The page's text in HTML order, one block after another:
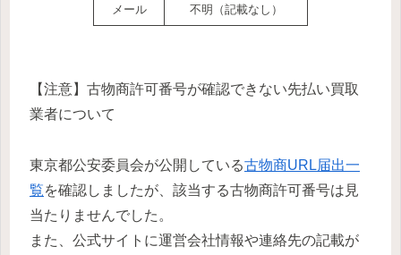
メール 不明（記載なし）
【注意】古物商許可番号が確認できない先払い買取
業者について
東京都公安委員会が公開している古物商URL届出一
覧を確認しましたが、該当する古物商許可番号は見
当たりませんでした。
また、公式サイトに運営会社情報や連絡先の記載が